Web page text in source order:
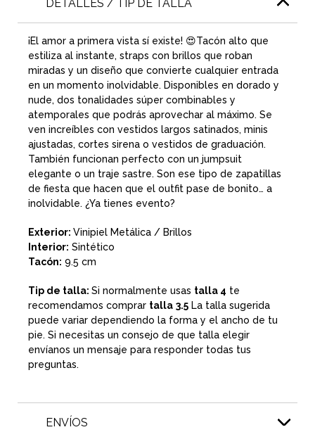
DETALLES / TIP DE TALLA
¡El amor a primera vista sí existe! 😍Tacón alto que
estiliza al instante, straps con brillos que roban
miradas y un diseño que convierte cualquier entrada
en un momento inolvidable. Disponibles en dorado y
nude, dos tonalidades súper combinables y
atemporales que podrás aprovechar al máximo. Se
ven increíbles con vestidos largos satinados, minis
ajustadas, cortes sirena o vestidos de graduación.
También funcionan perfecto con un jumpsuit
elegante o un traje sastre. Son ese tipo de zapatillas
de fiesta que hacen que el outfit pase de bonito… a
inolvidable. ¿Ya tienes evento?
Exterior: Vinipiel Metálica / Brillos
Interior: Sintético
Tacón: 9.5 cm
Tip de talla: Si normalmente usas talla 4 te
recomendamos comprar talla 3.5 La talla sugerida
puede variar dependiendo la forma y el ancho de tu
pie. Si necesitas un consejo de que talla elegir
envíanos un mensaje para responder todas tus
preguntas.
ENVÍOS